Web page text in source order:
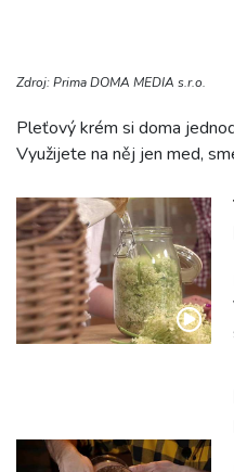
Zdroj: Prima DOMA MEDIA s.r.o.
Pleťový krém si doma
Využijete na něj jen med,